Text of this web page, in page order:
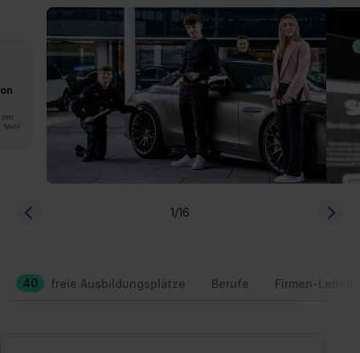
Mehr
1/16
40 freie Ausbildungsplätze Berufe Firmen-